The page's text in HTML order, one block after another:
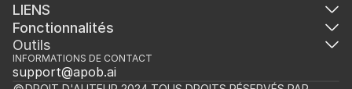
LIENS
Fonctionnalités
Outils
INFORMATIONS DE CONTACT
support@apob.ai